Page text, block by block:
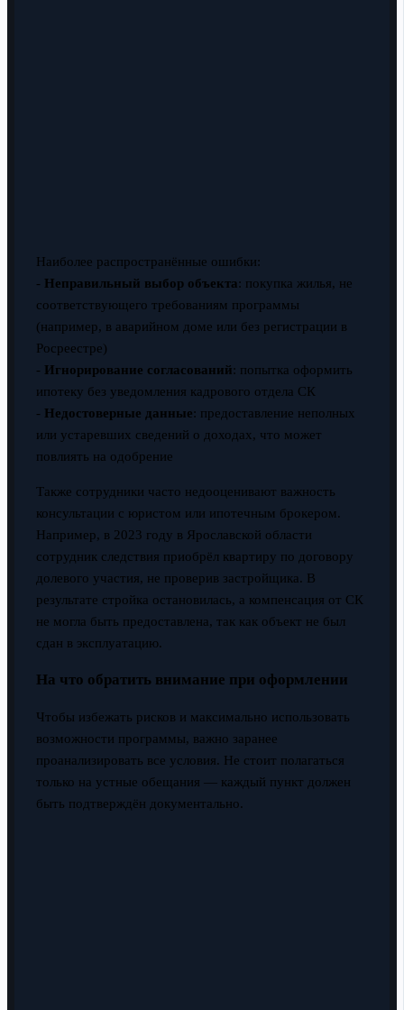
Наиболее распространённые ошибки:
- Неправильный выбор объекта: покупка жилья, не
соответствующего требованиям программы
(например, в аварийном доме или без регистрации в
Росреестре)
- Игнорирование согласований: попытка оформить
ипотеку без уведомления кадрового отдела СК
- Недостоверные данные: предоставление неполных
или устаревших сведений о доходах, что может
повлиять на одобрение
Также сотрудники часто недооценивают важность
консультации с юристом или ипотечным брокером.
Например, в 2023 году в Ярославской области
сотрудник следствия приобрёл квартиру по договору
долевого участия, не проверив застройщика. В
результате стройка остановилась, а компенсация от СК
не могла быть предоставлена, так как объект не был
сдан в эксплуатацию.
На что обратить внимание при оформлении
Чтобы избежать рисков и максимально использовать
возможности программы, важно заранее
проанализировать все условия. Не стоит полагаться
только на устные обещания — каждый пункт должен
быть подтверждён документально.